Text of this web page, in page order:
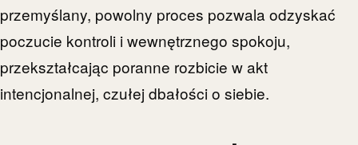
przemyślany, powolny proces pozwala odzyskać
poczucie kontroli i wewnętrznego spokoju,
przekształcając poranne rozbicie w akt
intencjonalnej, czułej dbałości o siebie.